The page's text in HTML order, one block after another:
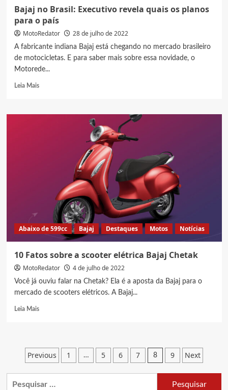
Bajaj no Brasil: Executivo revela quais os planos
para o país
MotoRedator 28 de julho de 2022
A fabricante indiana Bajaj está chegando no mercado brasileiro
de motocicletas. E para saber mais sobre essa novidade, o
Motorede...
Leia MaisRead
Bajaj
Abaixo de 599cc Bajaj Destaques Motos Notícias
10 Fatos sobre a scooter elétrica Bajaj Chetak
MotoRedator 4 de julho de 2022
Você já ouviu falar na Chetak? Ela é a aposta da Bajaj para o
mercado de scooters elétricos. A Bajaj...
Leia MaisRead
sobre
scooter
elétrica
Paginação
de
Previous 1 … 5 6 7 8 9 Next